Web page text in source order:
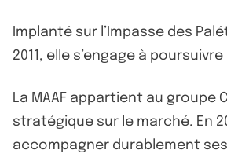
Implanté sur l’Impasse des
2011, elle s’engage à
La MAAF appartient au
stratégique sur le marché. En
accompagner durablement